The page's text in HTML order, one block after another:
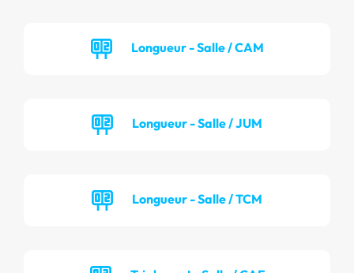
Longueur - Salle / CAM
Longueur - Salle / JUM
Longueur - Salle / TCM